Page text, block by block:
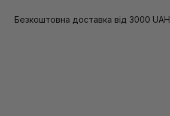
Безкоштовна доставка від 3000 UAH